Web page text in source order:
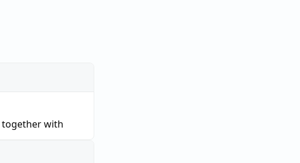
together with